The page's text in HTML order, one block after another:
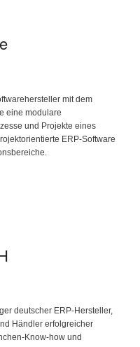
mit dem
eine modulare
und Projekte eines
ERP-Software
deutscher ERP-Hersteller,
Händler erfolgreicher
Know-how und